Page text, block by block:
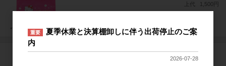
上代 1,500円
星のカービィ くるくるカービィくるくるバッグ
重要
夏季休業と決算棚卸しに伴う出荷停止のご案
内
2026-07-28